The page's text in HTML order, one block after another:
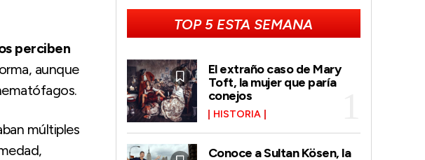
perciben
aunque
múltiples
TOP 5 ESTA SEMANA
El extraño caso de Mary
Toft, la mujer que paría
conejos
HISTORIA
Conoce a Sultan Kösen, la